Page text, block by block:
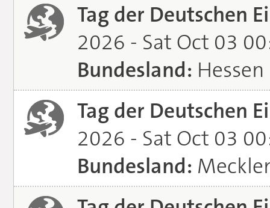
Tag der Deutschen
2026 - Sat Oct 03
Bundesland: Hessen
Tag der Deutschen
2026 - Sat Oct 03
Bundesland: